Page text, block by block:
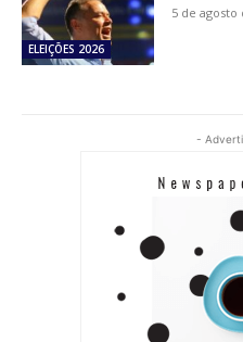
ELEIÇÕES 2026
5 de agosto
-